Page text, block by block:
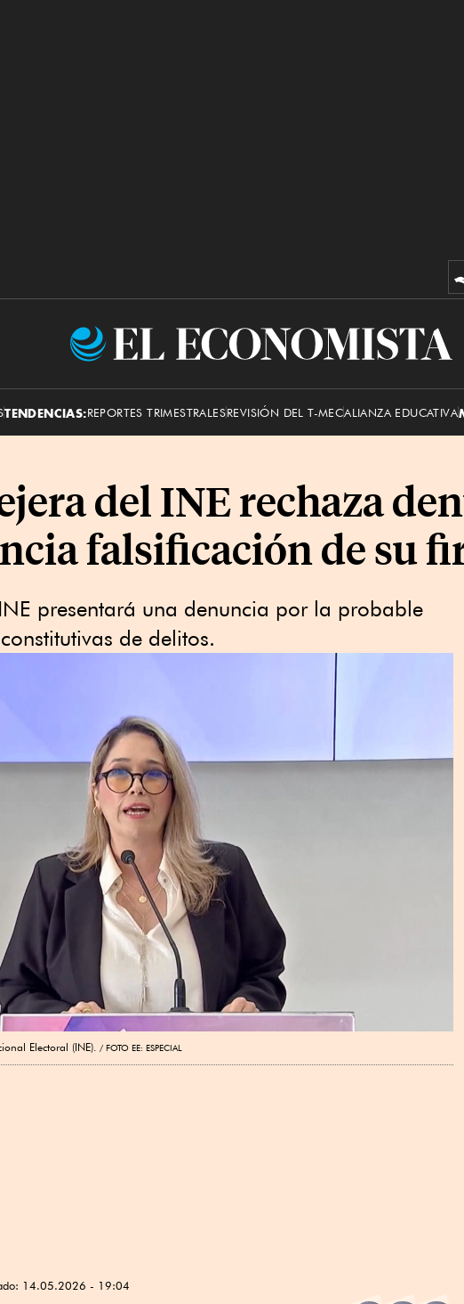
El
TENDENCIAS:REPORTES TRIMESTRALESREVISIÓN DEL T-MECALIANZA EDUCATIVA
del INE rechaza
falsificación de su
presentará una denuncia por la probable
de delitos.
Electoral (INE). FOTO EE: ESPECIAL
14.05.2026 - 19:04